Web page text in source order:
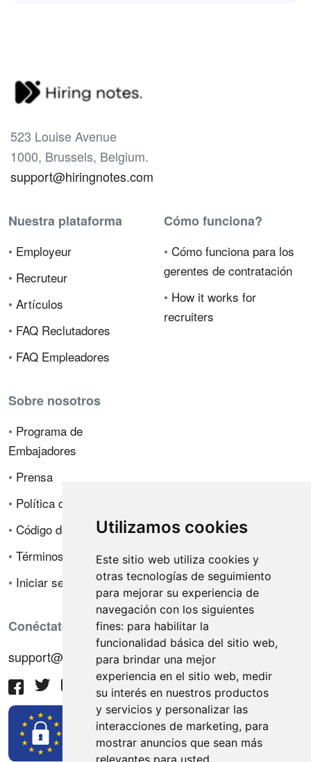
Utilizamos cookies
Este sitio web utiliza cookies y
otras tecnologías de seguimiento
para mejorar su experiencia de
navegación con los siguientes
fines: para habilitar la
funcionalidad básica del sitio web,
para brindar una mejor
experiencia en el sitio web, medir
su interés en nuestros productos
y servicios y personalizar las
interacciones de marketing, para
mostrar anuncios que sean más
relevantes para usted
523 Louise Avenue
1000, Brussels, Belgium.
support@hiringnotes.com
Nuestra plataforma
• Employeur
• Recruteur
• Artículos
• FAQ Reclutadores
• FAQ Empleadores
Cómo funciona?
• Cómo funciona para los
gerentes de contratación
• How it works for
recruiters
Sobre nosotros
• Programa de
Embajadores
• Prensa
• Política de privacidad
• Código de ética
• Términos de venta
• Iniciar sesión
Conéctate con nosotros
support@hiringnotes.com